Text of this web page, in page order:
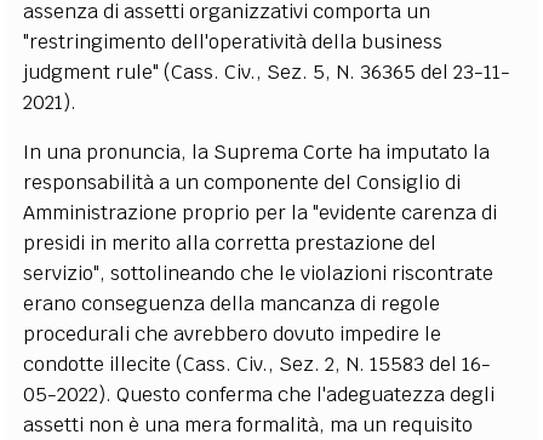
assenza di assetti organizzativi comporta un
"restringimento dell'operatività della business
judgment rule" (Cass. Civ., Sez. 5, N. 36365 del 23-11-
2021).
In una pronuncia, la Suprema Corte ha imputato la
responsabilità a un componente del Consiglio di
Amministrazione proprio per la "evidente carenza di
presidi in merito alla corretta prestazione del
servizio", sottolineando che le violazioni riscontrate
erano conseguenza della mancanza di regole
procedurali che avrebbero dovuto impedire le
condotte illecite (Cass. Civ., Sez. 2, N. 15583 del 16-
05-2022). Questo conferma che l'adeguatezza degli
assetti non è una mera formalità, ma un requisito